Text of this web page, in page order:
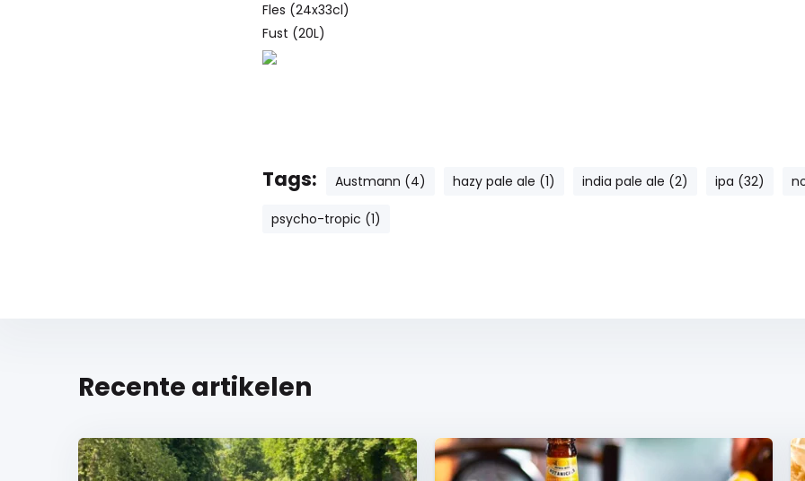
Fles (24x33cl)
Fust (20L)
Tags: Austmann (4) hazy pale ale (1) india pale ale (2) ipa (32)
psycho-tropic (1)
Recente artikelen